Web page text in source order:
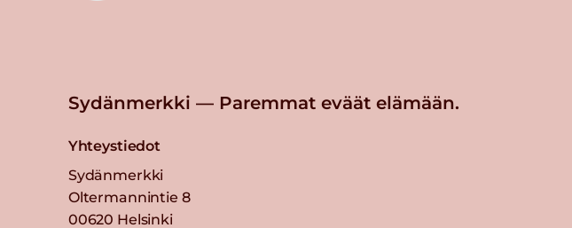
Sydänmerkki — Paremmat eväät elämään.
Yhteystiedot
Sydänmerkki
Oltermannintie 8
00620 Helsinki